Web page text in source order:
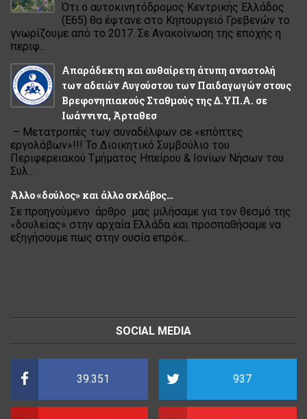
Ότι ο αυτοκινητόδρομος Κεντρικής Ελλάδος
(Ε65) θα έφτανε στο Κηπουργειό Γρεβενών το
γνωρίζουμε από το 2017. Σε Ανακοίνωση της εποχής η
περιφ...
Απαράδεκτη και αυθαίρετη άτυπη αναστολή
των αδειών Αυγούστου των Παιδαγωγών στους
Βρεφονηπιακούς Σταθμούς της Δ.ΥΠ.Α. σε
Ιωάννινα, Άρταθεσ
– Μετατροπές των συναδέλφων σε «επόπτες
εργολάβων»!!! Το Διοικητικό Συμβούλιο του
Περιφερειακού Τμήματος Ηπείρου & Ιονίων Νήσων του
Συλ...
Άλλο «δούλος» και άλλο σκλάβος…
Σε προηγούμενο άρθρο μας μιλήσαμε για τον θεσμό της
«δουλείας» στην αρχαία Ελλάδα και προσπαθήσαμε να
εξηγήσουμε πως στην ουσία επρόκ...
SOCIAL MEDIA
39.351 937